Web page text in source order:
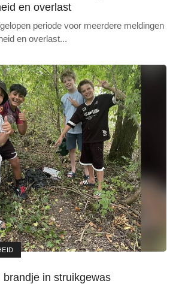
en overlast
periode voor meerdere meldingen
en overlast...
in struikgewas